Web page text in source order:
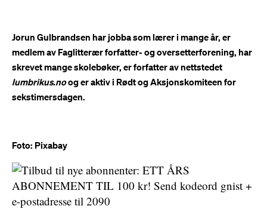
Jorun Gulbrandsen har jobba som lærer i mange år, er
medlem av Faglitterær forfatter- og oversetterforening, har
skrevet mange skolebøker, er forfatter av nettstedet
lumbrikus.noog er aktiv i Rødt og Aksjonskomiteen for
sekstimersdagen.
Foto: Pixabay